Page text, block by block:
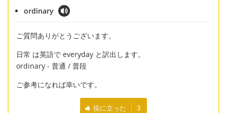
ordinary
ご質問ありがとうございます。
日常 は英語で everyday と訳出します。
ordinary - 普通 / 普段
ご参考になれば幸いです。
役に立った 3